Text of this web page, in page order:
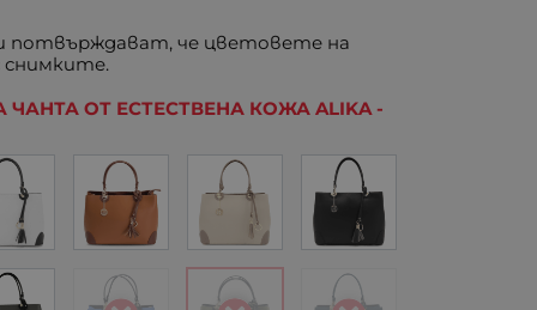
че цветовете на
ОТ ЕСТЕСТВЕНА КОЖА ALIKA -